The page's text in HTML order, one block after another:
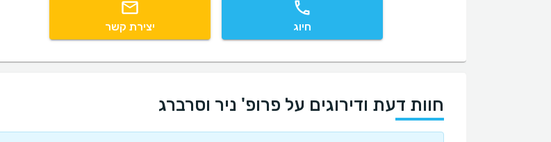
חיוג יצירת קשר
חוות דעת ודירוגים על פרופ' ניר וסרברג